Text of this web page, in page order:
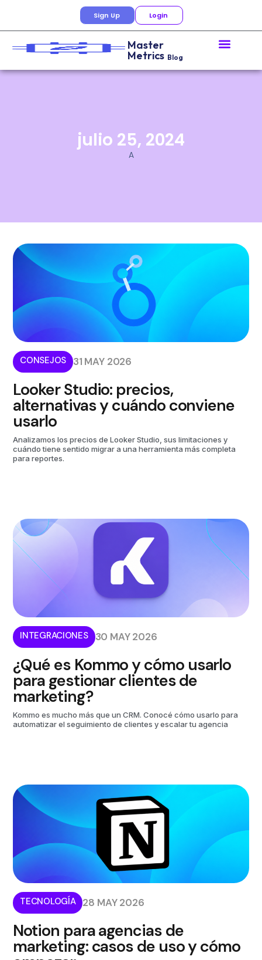
Sign Up Login
Master
Metrics Blog
julio 25, 2024
A
CONSEJOS 31 MAY 2026
Looker Studio: precios,
alternativas y cuándo conviene
usarlo
Analizamos los precios de Looker Studio, sus limitaciones y
cuándo tiene sentido migrar a una herramienta más completa
para reportes.
INTEGRACIONES 30 MAY 2026
¿Qué es Kommo y cómo usarlo
para gestionar clientes de
marketing?
Kommo es mucho más que un CRM. Conocé cómo usarlo para
automatizar el seguimiento de clientes y escalar tu agencia
TECNOLOGÍA 28 MAY 2026
Notion para agencias de
marketing: casos de uso y cómo